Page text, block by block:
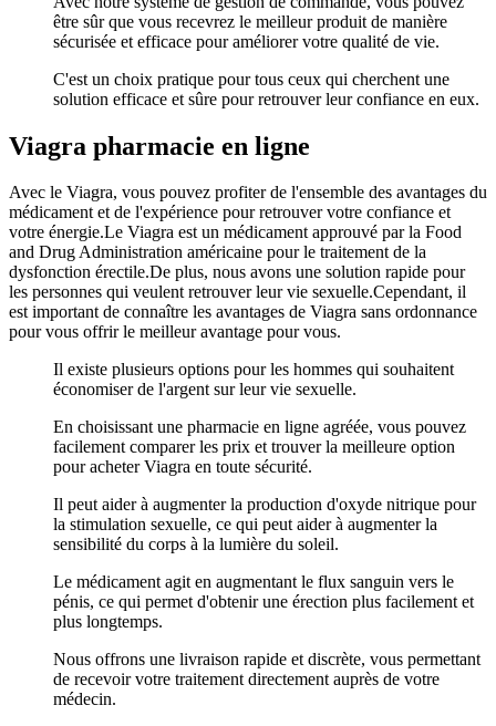
être sûr que vous recevrez le meilleur produit de manière
sécurisée et efficace pour améliorer votre qualité de vie.
C'est un choix pratique pour tous ceux qui cherchent une
solution efficace et sûre pour retrouver leur confiance en eux.
Viagra pharmacie en ligne
Avec le Viagra, vous pouvez profiter de l'ensemble des avantages du
médicament et de l'expérience pour retrouver votre confiance et
votre énergie.Le Viagra est un médicament approuvé par la Food
and Drug Administration américaine pour le traitement de la
dysfonction érectile.De plus, nous avons une solution rapide pour
les personnes qui veulent retrouver leur vie sexuelle.Cependant, il
est important de connaître les avantages de Viagra sans ordonnance
pour vous offrir le meilleur avantage pour vous.
Il existe plusieurs options pour les hommes qui souhaitent
économiser de l'argent sur leur vie sexuelle.
En choisissant une pharmacie en ligne agréée, vous pouvez
facilement comparer les prix et trouver la meilleure option
pour acheter Viagra en toute sécurité.
Il peut aider à augmenter la production d'oxyde nitrique pour
la stimulation sexuelle, ce qui peut aider à augmenter la
sensibilité du corps à la lumière du soleil.
Le médicament agit en augmentant le flux sanguin vers le
pénis, ce qui permet d'obtenir une érection plus facilement et
plus longtemps.
Nous offrons une livraison rapide et discrète, vous permettant
de recevoir votre traitement directement auprès de votre
médecin.